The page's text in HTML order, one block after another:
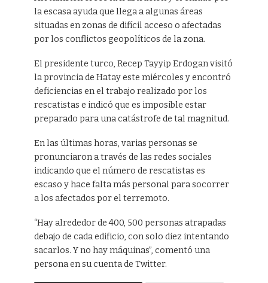
la escasa ayuda que llega a algunas áreas
situadas en zonas de difícil acceso o afectadas
por los conflictos geopolíticos de la zona.
El presidente turco, Recep Tayyip Erdogan visitó
la provincia de Hatay este miércoles y encontró
deficiencias en el trabajo realizado por los
rescatistas e indicó que es imposible estar
preparado para una catástrofe de tal magnitud.
En las últimas horas, varias personas se
pronunciaron a través de las redes sociales
indicando que el número de rescatistas es
escaso y hace falta más personal para socorrer
a los afectados por el terremoto.
“Hay alrededor de 400, 500 personas atrapadas
debajo de cada edificio, con solo diez intentando
sacarlos. Y no hay máquinas”, comentó una
persona en su cuenta de Twitter.